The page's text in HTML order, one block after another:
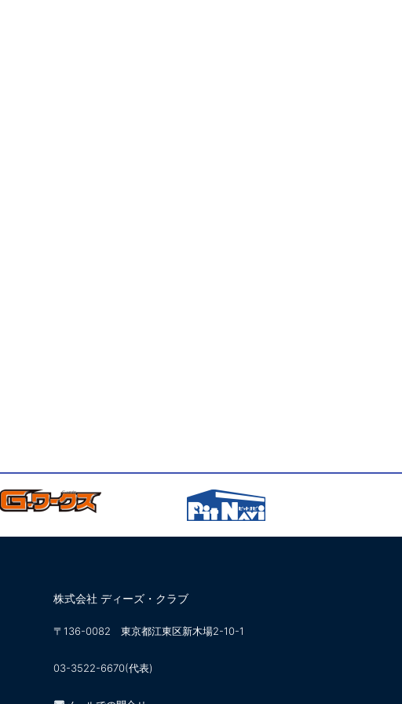
株式会社 ディーズ・クラブ
〒136-0082 東京都江東区新木場2-10-1
03-3522-6670(代表)